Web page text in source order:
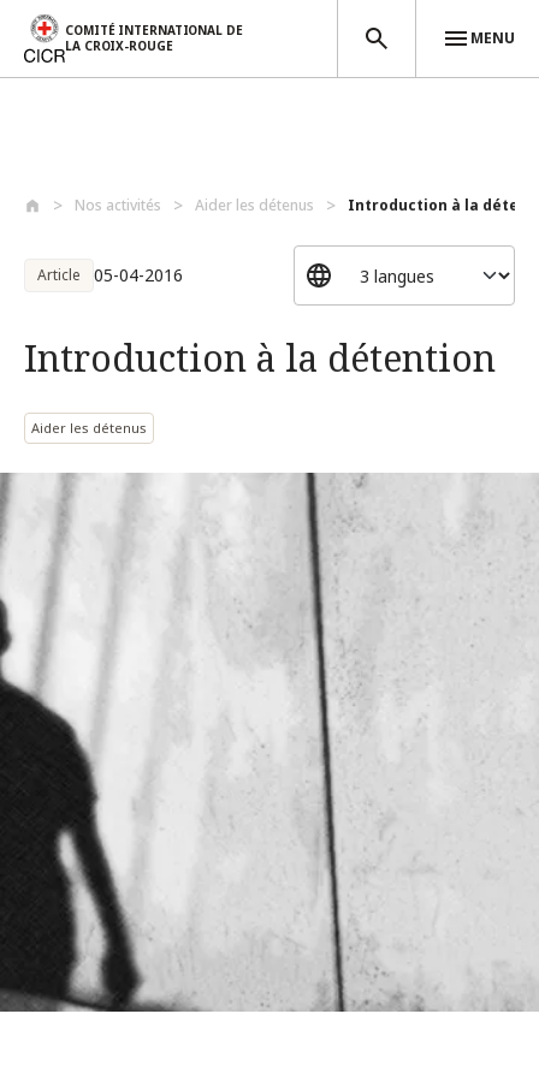
COMITÉ INTERNATIONAL DE
LA CROIX-ROUGE
MENU
Nos activités Aider les détenus Introduction à la
Article 05-04-2016
Introduction à la détention
Aider les détenus